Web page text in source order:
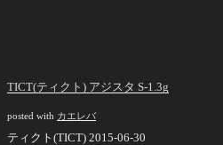
TICT(ティクト) アジスタ S-1.3g
posted with カエレバ
ティクト(TICT) 2015-06-30